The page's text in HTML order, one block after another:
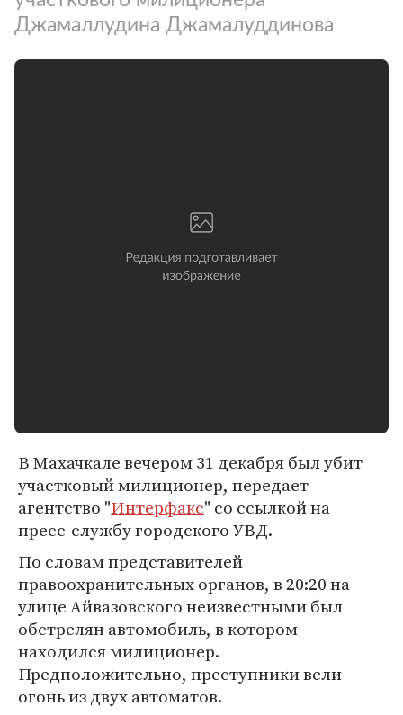
Джамаллудина Джамалуддинова
В Махачкале вечером 31 декабря был убит
участковый милиционер, передает
агентство "Интерфакс" со ссылкой на
пресс-службу городского УВД.
По словам представителей
правоохранительных органов, в 20:20 на
улице Айвазовского неизвестными был
обстрелян автомобиль, в котором
находился милиционер.
Предположительно, преступники вели
огонь из двух автоматов.